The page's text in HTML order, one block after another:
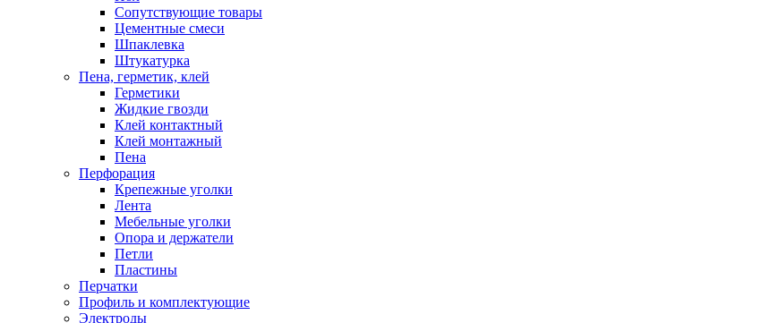
Сопутствующие товары
Цементные смеси
Шпаклевка
Штукатурка
Пена, герметик, клей
Герметики
Жидкие гвозди
Клей контактный
Клей монтажный
Пена
Перфорация
Крепежные уголки
Лента
Мебельные уголки
Опора и держатели
Петли
Пластины
Перчатки
Профиль и комплектующие
Электроды